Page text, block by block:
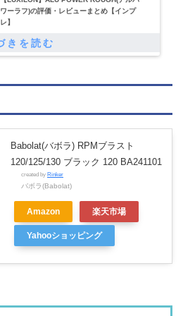
ワーラフ)の評価・レビューまとめ【インプ
レ】
Babolat(バボラ) RPMブラスト
120/125/130 ブラック 120 BA241101
created by Rinker
バボラ(Babolat)
Amazon 楽天市場
Yahooショッピング